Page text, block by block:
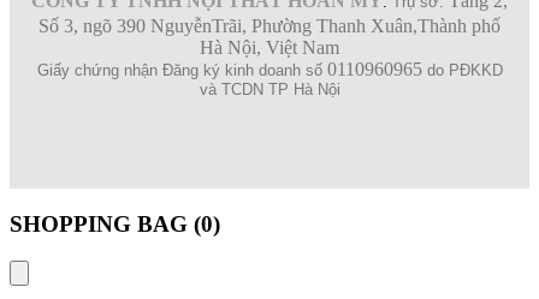
Số 3, ngõ 390 NguyễnTrãi, Phường Thanh Xuân,Thành phố
Hà Nội, Việt Nam
Giấy chứng nhận Đăng ký kinh doanh số 0110960965do PĐKKD
và TCDN TP Hà Nội
SHOPPING BAG (0)